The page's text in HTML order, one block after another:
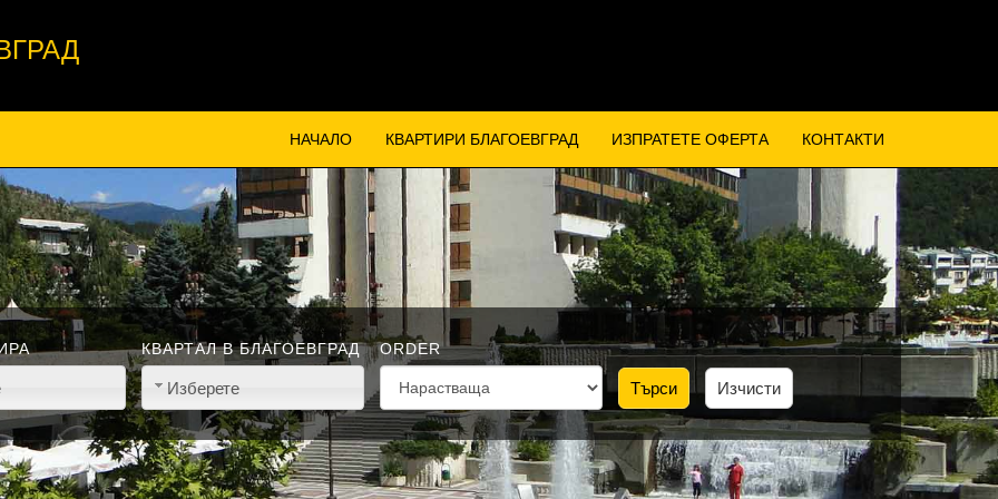
НАЧАЛО КВАРТИРИ БЛАГОЕВГРАД ИЗПРАТЕТЕ ОФЕРТА КОНТАКТИ
КВАРТАЛ В БЛАГОЕВГРАД
Изберете
ORDER
Търси Изчисти